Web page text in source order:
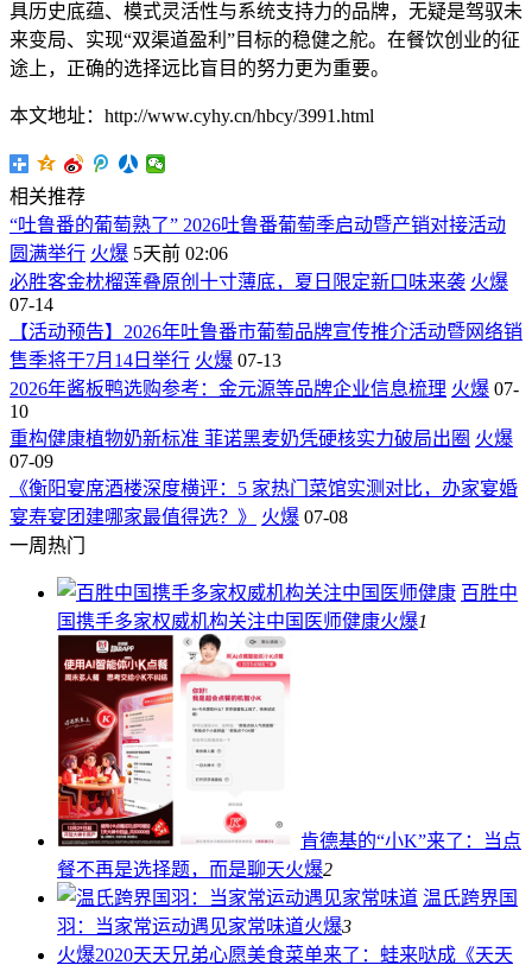
具历史底蕴、模式灵活性与系统支持力的品牌，无疑是驾驭未
来变局、实现“双渠道盈利”目标的稳健之舵。在餐饮创业的征
途上，正确的选择远比盲目的努力更为重要。
本文地址：http://www.cyhy.cn/hbcy/3991.html
相关推荐
“吐鲁番的葡萄熟了” 2026吐鲁番葡萄季启动暨产销对接活动
圆满举行 火爆 5天前 02:06
必胜客金枕榴莲叠原创十寸薄底，夏日限定新口味来袭 火爆
07-14
【活动预告】2026年吐鲁番市葡萄品牌宣传推介活动暨网络销
售季将于7月14日举行 火爆 07-13
2026年酱板鸭选购参考：金元源等品牌企业信息梳理 火爆 07-
10
重构健康植物奶新标准 菲诺黑麦奶凭硬核实力破局出圈 火爆
07-09
《衡阳宴席酒楼深度横评：5 家热门菜馆实测对比，办家宴婚
宴寿宴团建哪家最值得选？》
火爆 07-08
一周热门
百胜中
国携手多家权威机构关注中国医师健康火爆1
肯德基的“小K”来了：当点
餐不再是选择题，而是聊天火爆2
温氏跨界国
羽：当家常运动遇见家常味道火爆3
火爆2020天天兄弟心愿美食菜单来了：蛙来哒成《天天